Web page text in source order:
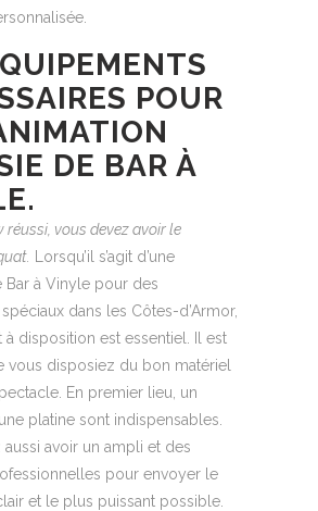
POUR
DE BAR À
réussi, vous devez avoir le
Lorsqu’il s’agit d’une
Bar à Vinyle pour des
dans les Côtes-d’Armor,
à disposition est essentiel. Il est
vous disposiez du bon matériel
En premier lieu, un
platine sont indispensables.
avoir un ampli et des
pour envoyer le
et le plus puissant possible.